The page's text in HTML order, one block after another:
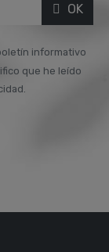
OK
informativo
que he leído